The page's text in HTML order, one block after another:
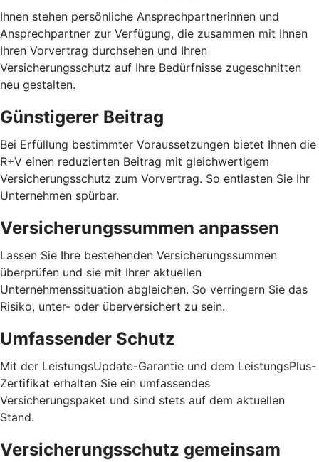
Ihnen stehen persönliche Ansprechpartnerinnen und
Ansprechpartner zur Verfügung, die zusammen mit Ihnen
Ihren Vorvertrag durchsehen und Ihren
Versicherungsschutz auf Ihre Bedürfnisse zugeschnitten
neu gestalten.
Günstigerer Beitrag
Bei Erfüllung bestimmter Voraussetzungen bietet Ihnen die
R+V einen reduzierten Beitrag mit gleichwertigem
Versicherungsschutz zum Vorvertrag. So entlasten Sie Ihr
Unternehmen spürbar.
Versicherungssummen anpassen
Lassen Sie Ihre bestehenden Versicherungssummen
überprüfen und sie mit Ihrer aktuellen
Unternehmenssituation abgleichen. So verringern Sie das
Risiko, unter- oder überversichert zu sein.
Umfassender Schutz
Mit der LeistungsUpdate-Garantie und dem LeistungsPlus-
Zertifikat erhalten Sie ein umfassendes
Versicherungspaket und sind stets auf dem aktuellen
Stand.
Versicherungsschutz gemeinsam